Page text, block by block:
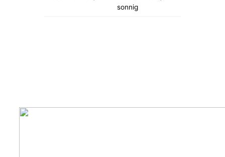
sonnig